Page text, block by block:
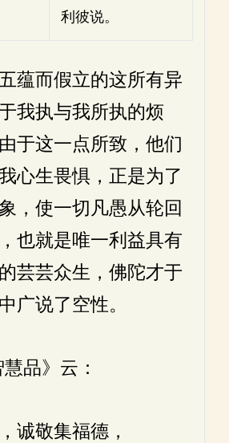
利彼说。
蕴而假立的这所有异
我执与我所执的烦
于这一点所致，他们
心生畏惧，正是为了
，使一切凡愚从轮回
也就是唯一利益具有
芸芸众生，佛陀才于
广说了空性。
慧品》云：
诚敬集福德，